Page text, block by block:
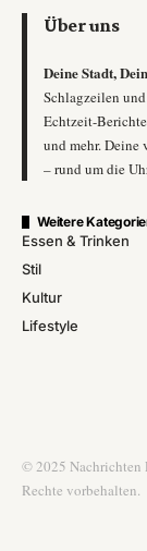
Über uns
Deine Stadt,
Schlagzeilen
Echtzeit-
und mehr. Deine
– rund um die
Weitere
Essen & Trinken
Stil
Kultur
Lifestyle
© 2025 Nachrichten
Rechte vorbehalten.